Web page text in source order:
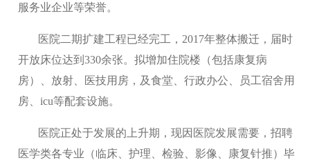
服务业企业等荣誉。
医院二期扩建工程已经完工，2017年整体搬迁，届时
开放床位达到330余张。拟增加住院楼（包括康复病
房）、放射、医技用房，及食堂、行政办公、员工宿舍用
房、icu等配套设施。
医院正处于发展的上升期，现因医院发展需要，招聘
医学类各专业（临床、护理、检验、影像、康复针推）毕